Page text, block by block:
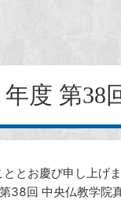
度 第38
とお慶び申し上げま
回 中央仏教学院